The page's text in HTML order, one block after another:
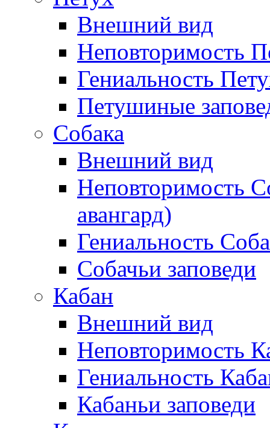
Внешний вид
Неповторимость
Гениальность
Петушиные
Собака
Внешний вид
Неповторимость
авангард)
Гениальность
Собачьи заповеди
Кабан
Внешний вид
Неповторимость
Гениальность
Кабаньи заповеди